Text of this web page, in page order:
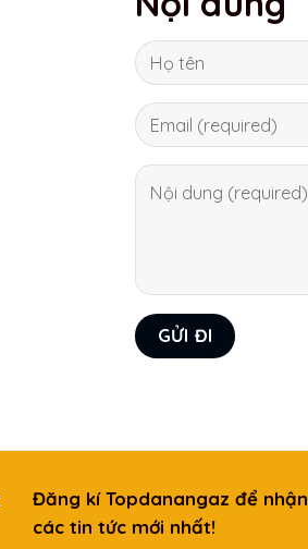
Đăng kí Topdanangaz để nhận
các tin tức mới nhất!